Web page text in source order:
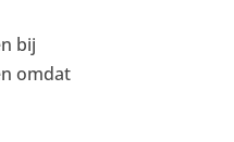
bij
omdat